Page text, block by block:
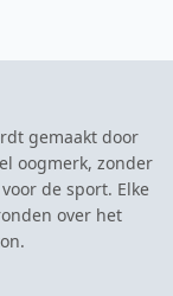
gemaakt door
oogmerk, zonder
de sport. Elke
over het